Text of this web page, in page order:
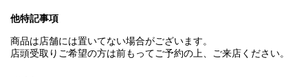
他特記事項
商品は店舗には置いてない場合がございます。
店頭受取りご希望の方は前もってご予約の上、ご来店ください。